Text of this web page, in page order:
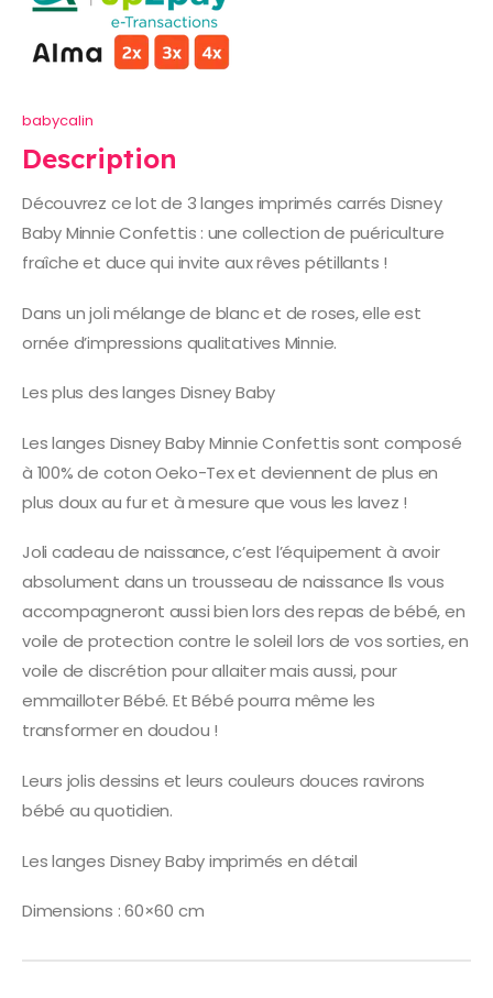
babycalin
Description
Découvrez ce lot de 3 langes imprimés carrés Disney
Baby Minnie Confettis : une collection de puériculture
fraîche et duce qui invite aux rêves pétillants !
Dans un joli mélange de blanc et de roses, elle est
ornée d’impressions qualitatives Minnie.
Les plus des langes Disney Baby
Les langes Disney Baby Minnie Confettis sont composé
à 100% de coton Oeko-Tex et deviennent de plus en
plus doux au fur et à mesure que vous les lavez !
Joli cadeau de naissance, c’est l’équipement à avoir
absolument dans un trousseau de naissance Ils vous
accompagneront aussi bien lors des repas de bébé, en
voile de protection contre le soleil lors de vos sorties, en
voile de discrétion pour allaiter mais aussi, pour
emmailloter Bébé. Et Bébé pourra même les
transformer en doudou !
Leurs jolis dessins et leurs couleurs douces ravirons
bébé au quotidien.
Les langes Disney Baby imprimés en détail
Dimensions : 60×60 cm